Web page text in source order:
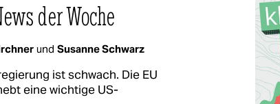
der Woche
und Susanne Schwarz
ist schwach. Die EU
eine wichtige US-